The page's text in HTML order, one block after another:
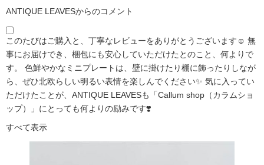
ANTIQUE LEAVESからのコメント
このたびはご購入と、丁寧なレビューをありがとうございます☺️ 無
事にお届けでき、梱包にも安心していただけたとのこと、何よりで
す。 色鮮やかなミニプレートは、壁に掛けたり棚に飾ったりしなが
ら、ぜひ北欧らしい明るい表情を楽しんでください✨ 気に入ってい
ただけたことが、ANTIQUE LEAVESも「Callum shop（カラムショ
ップ）」にとっても何よりの励みです❣️
すべて表示